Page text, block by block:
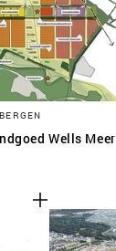
Wells Meer